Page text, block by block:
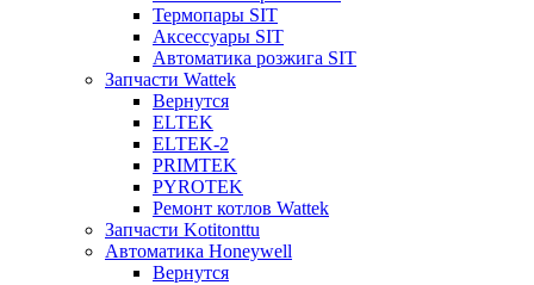
Термопары SIT
Аксессуары SIT
Автоматика розжига SIT
Запчасти Wattek
Вернутся
ELTEK
ELTEK-2
PRIMTEK
PYROTEK
Ремонт котлов Wattek
Запчасти Kotitonttu
Автоматика Honeywеll
Вернутся